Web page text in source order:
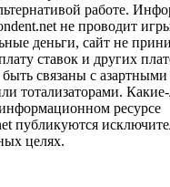
работе.
не проводит
деньги, сайт не
ставок и других
связаны с
тотализаторами.
ресурсе
публикуются
целях.